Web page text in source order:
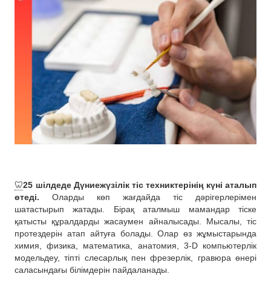
🦷25 шілдеде Дүниежүзілік тіс техниктерінің күні аталып
өтеді. Оларды көп жағдайда тіс дәрігерлерімен
шатастырып жатады. Бірақ аталмыш мамандар тіске
қатысты құралдарды жасаумен айналысады. Мысалы, тіс
протездерін атап айтуға болады. Олар өз жұмыстарында
химия, физика, математика, анатомия, 3-D компьютерлік
модельдеу, тіпті слесарлық пен фрезерлік, гравюра өнері
саласындағы білімдерін пайдаланады.